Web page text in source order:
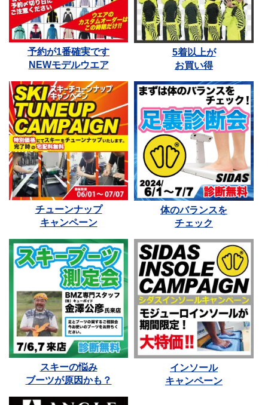
予約が1番確実です
NEWモデルウエア
5着以上が
お買い得
チューンナップ
キャンペーン
体のバランスを
チェック
スキーの悩み
ブーツが原因かも？
インソール
キャンペーン